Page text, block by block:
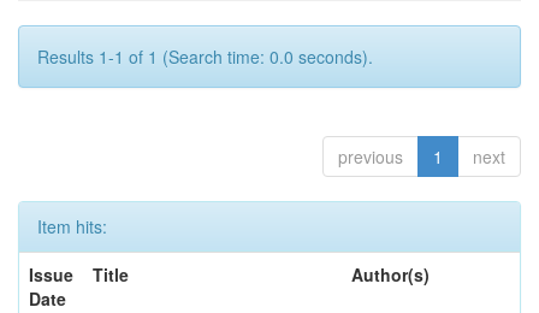
Results 1-1 of 1 (Search time: 0.0 seconds).
previous 1 next
Item hits:
Issue
Date
Title Author(s)